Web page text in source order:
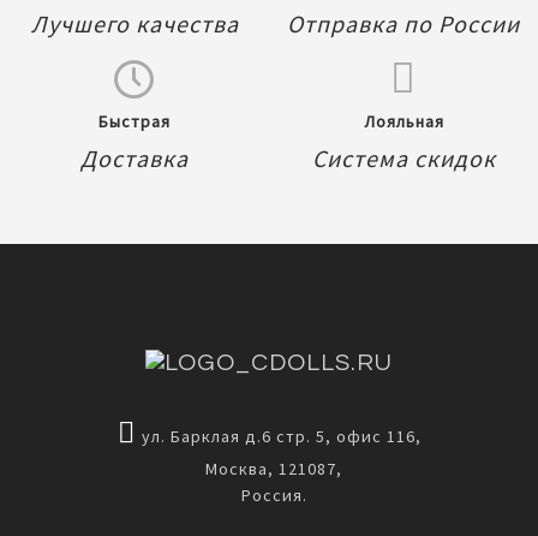
Лучшего качества Отправка по России
Быстрая
Доставка
Лояльная
Система скидок
ул. Барклая д.6 стр. 5, офис 116,
Москва, 121087,
Россия.